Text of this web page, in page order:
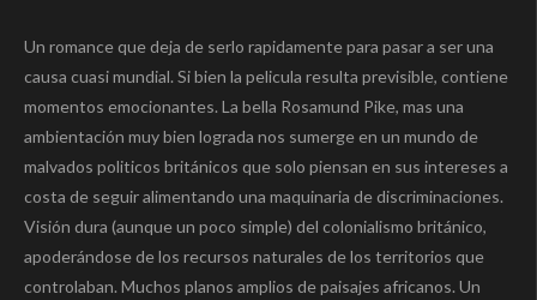
Un romance que deja de serlo rapidamente para pasar a ser una
causa cuasi mundial. Si bien la pelicula resulta previsible, contiene
momentos emocionantes. La bella Rosamund Pike, mas una
ambientación muy bien lograda nos sumerge en un mundo de
malvados politicos británicos que solo piensan en sus intereses a
costa de seguir alimentando una maquinaria de discriminaciones.
Visión dura (aunque un poco simple) del colonialismo británico,
apoderándose de los recursos naturales de los territorios que
controlaban. Muchos planos amplios de paisajes africanos. Un